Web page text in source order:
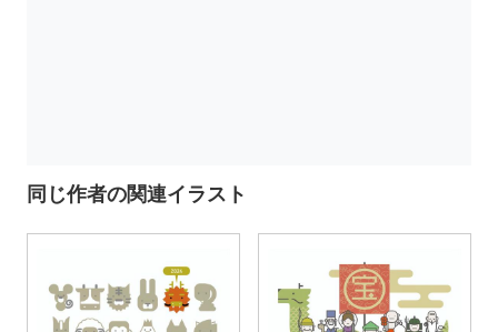
同じ作者の関連イラスト